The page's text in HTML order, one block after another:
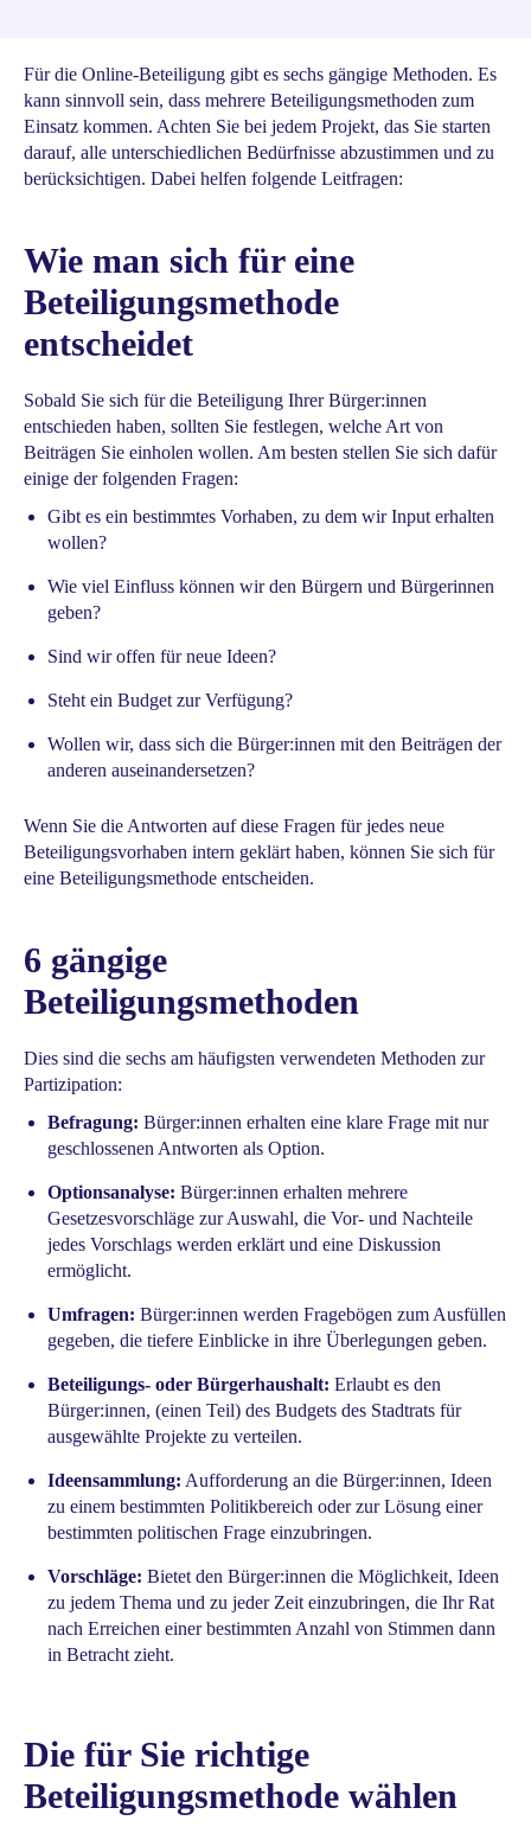
Für die Online-Beteiligung gibt es sechs gängige Methoden. Es
kann sinnvoll sein, dass mehrere Beteiligungsmethoden zum
Einsatz kommen. Achten Sie bei jedem Projekt, das Sie starten
darauf, alle unterschiedlichen Bedürfnisse abzustimmen und zu
berücksichtigen. Dabei helfen folgende Leitfragen:
Wie man sich für eine
Beteiligungsmethode
entscheidet
Sobald Sie sich für die Beteiligung Ihrer Bürger:innen
entschieden haben, sollten Sie festlegen, welche Art von
Beiträgen Sie einholen wollen. Am besten stellen Sie sich dafür
einige der folgenden Fragen:
Gibt es ein bestimmtes Vorhaben, zu dem wir Input erhalten
wollen?
Wie viel Einfluss können wir den Bürgern und Bürgerinnen
geben?
Sind wir offen für neue Ideen?
Steht ein Budget zur Verfügung?
Wollen wir, dass sich die Bürger:innen mit den Beiträgen der
anderen auseinandersetzen?
Wenn Sie die Antworten auf diese Fragen für jedes neue
Beteiligungsvorhaben intern geklärt haben, können Sie sich für
eine Beteiligungsmethode entscheiden.
6 gängige
Beteiligungsmethoden
Dies sind die sechs am häufigsten verwendeten Methoden zur
Partizipation:
Befragung: Bürger:innen erhalten eine klare Frage mit nur
geschlossenen Antworten als Option.
Optionsanalyse: Bürger:innen erhalten mehrere
Gesetzesvorschläge zur Auswahl, die Vor- und Nachteile
jedes Vorschlags werden erklärt und eine Diskussion
ermöglicht.
Umfragen: Bürger:innen werden Fragebögen zum Ausfüllen
gegeben, die tiefere Einblicke in ihre Überlegungen geben.
Beteiligungs- oder Bürgerhaushalt: Erlaubt es den
Bürger:innen, (einen Teil) des Budgets des Stadtrats für
ausgewählte Projekte zu verteilen.
Ideensammlung: Aufforderung an die Bürger:innen, Ideen
zu einem bestimmten Politikbereich oder zur Lösung einer
bestimmten politischen Frage einzubringen.
Vorschläge: Bietet den Bürger:innen die Möglichkeit, Ideen
zu jedem Thema und zu jeder Zeit einzubringen, die Ihr Rat
nach Erreichen einer bestimmten Anzahl von Stimmen dann
in Betracht zieht.
Die für Sie richtige
Beteiligungsmethode wählen